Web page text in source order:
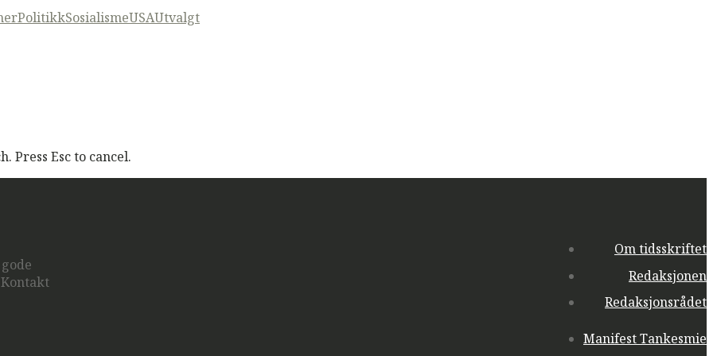
PolitikkSosialismeUSAUtvalgt
Press Esc to cancel.
Om tidsskriftet
Redaksjonen
Redaksjonsrådet
Manifest Tankesmie